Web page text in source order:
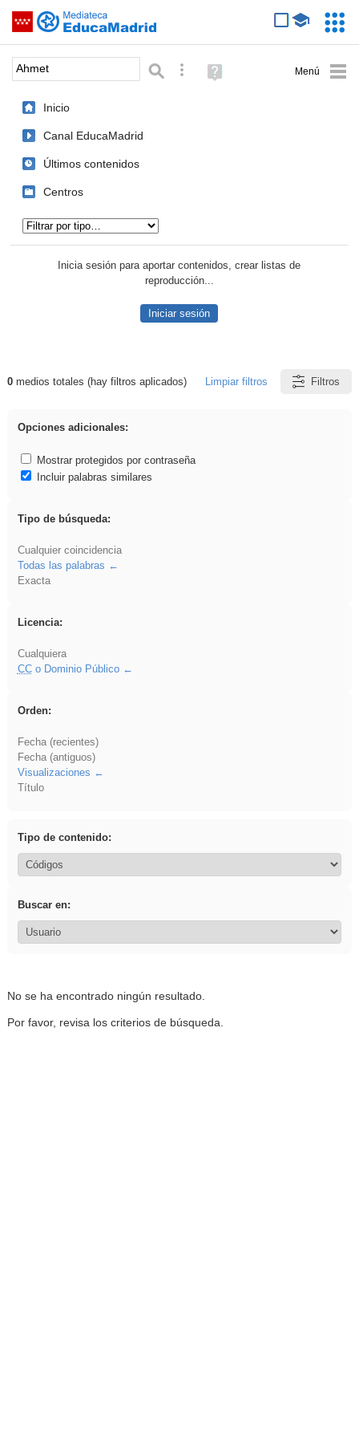
Saltar navegación
Palabra o frase: Búsqueda avanzada
Ayuda
(en
Inicio
Canal EducaMadrid
Últimos contenidos
Centros
Inicia sesión para aportar contenidos, crear listas de
reproducción...
Iniciar sesión
Resultados de: Ahmet
0medios totales (hay filtros aplicados) Limpiar filtros Filtros
Opciones adicionales:
Mostrar protegidos por contraseña
Incluir palabras similares
Tipo de búsqueda:
Cualquier coincidencia
Todas las palabras
Exacta
Licencia:
Cualquiera
CCo Dominio Público
Orden:
Fecha (recientes)
Fecha (antiguos)
Visualizaciones
Título
Tipo de contenido:
Buscar en:
No se ha encontrado ningún resultado.
Por favor, revisa los criterios de búsqueda.